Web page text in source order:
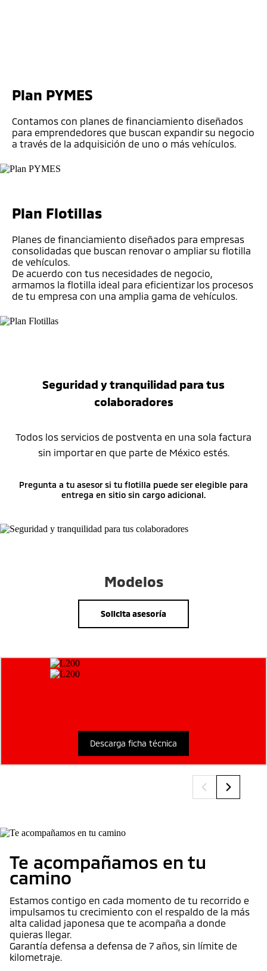
Plan PYMES
Contamos con planes de financiamiento diseñados
para emprendedores que buscan expandir su negocio
a través de la adquisición de uno o más vehículos.
Plan Flotillas
Planes de financiamiento diseñados para empresas
consolidadas que buscan renovar o ampliar su flotilla
de vehículos.
De acuerdo con tus necesidades de negocio,
armamos la flotilla ideal para eficientizar los procesos
de tu empresa con una amplia gama de vehículos.
Seguridad y tranquilidad para tus
colaboradores
Todos los servicios de postventa en una sola factura
sin importar en que parte de México estés.
Pregunta a tu asesor si tu flotilla puede ser elegible para
entrega en sitio sin cargo adicional.
Modelos
Solicita asesoría
Descarga ficha técnica
Te acompañamos en tu
camino
Estamos contigo en cada momento de tu recorrido e
impulsamos tu crecimiento con el respaldo de la más
alta calidad japonesa que te acompaña a donde
quieras llegar.
Garantía defensa a defensa de 7 años, sin límite de
kilometraje.